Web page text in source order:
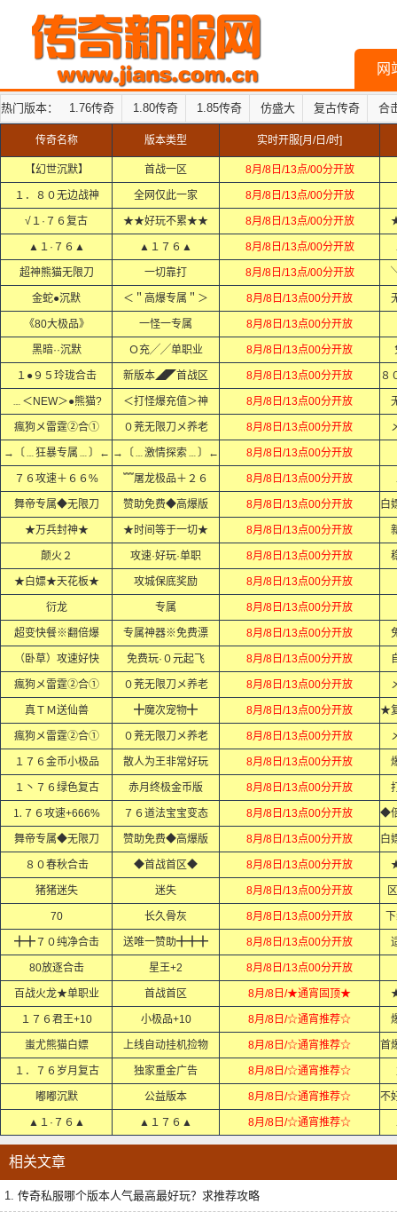
网
热门版本： 1.76传奇 1.80传奇 1.85传奇 仿盛大 复古传奇 合
传奇名称 版本类型 实时开服[月/日/时]
【幻世沉默】 首战一区 8月/8日/13点/00分开放
１．８０无边战神 全网仅此一家 8月/8日/13点/00分开放
√１·７６复古 ★★好玩不累★★ 8月/8日/13点/00分开放
▲１·７６▲ ▲１７６▲ 8月/8日/13点/00分开放
超神熊猫无限刀 一切靠打 8月/8日/13点/00分开放
金蛇●沉默 ＜＂高爆专属＂＞ 8月/8日/13点00分开放
《80大极品》 一怪一专属 8月/8日/13点00分开放
黑暗··沉默 Ｏ充╱╱单职业 8月/8日/13点00分开放
１●９５玲珑合击 新版本◢◤首战区 8月/8日/13点00分开放
﹍＜NEW＞●熊猫? ＜打怪爆充值＞神 8月/8日/13点00分开放
瘋狗メ雷霆②合① ０茺无限刀メ养老 8月/8日/13点00分开放
→〔﹍狂暴专属﹍〕← →〔﹍激情探索﹍〕← 8月/8日/13点00分开放
７６攻速＋６６% ﹌屠龙极品＋２６ 8月/8日/13点00分开放
舞帝专属◆无限刀 赞助免费◆高爆版 8月/8日/13点00分开放
★万兵封神★ ★时间等于一切★ 8月/8日/13点00分开放
颠火２ 攻速·好玩·单职 8月/8日/13点00分开放
★白嫖★天花板★ 攻城保底奖励 8月/8日/13点00分开放
衍龙 专属 8月/8日/13点00分开放
超变快餐※翻倍爆 专属神器※免费漂 8月/8日/13点00分开放
（卧草）攻速好快 免费玩·０元起飞 8月/8日/13点00分开放
瘋狗メ雷霆②合① ０茺无限刀メ养老 8月/8日/13点00分开放
真ＴＭ送仙兽 ╋魔次宠物╋ 8月/8日/13点00分开放
瘋狗メ雷霆②合① ０茺无限刀メ养老 8月/8日/13点00分开放
１７６金币小极品 散人为王非常好玩 8月/8日/13点00分开放
１丶７６绿色复古 赤月终极金币版 8月/8日/13点00分开放
⒈７６攻速+666% ７６道法宝宝变态 8月/8日/13点00分开放
舞帝专属◆无限刀 赞助免费◆高爆版 8月/8日/13点00分开放
８０春秋合击 ◆首战首区◆ 8月/8日/13点00分开放
猪猪迷失 迷失 8月/8日/13点00分开放
70 长久骨灰 8月/8日/13点00分开放
╋╋７０纯净合击 送唯一赞助╋╋╋ 8月/8日/13点00分开放
80放逐合击 星王+2 8月/8日/13点00分开放
百战火龙★单职业 首战首区 8月/8日/★通宵固顶★
１７６君王+10 小极品+10 8月/8日/☆通宵推荐☆
蚩尤熊猫白嫖 上线自动挂机捡物 8月/8日/☆通宵推荐☆
１．７６岁月复古 独家重金广告 8月/8日/☆通宵推荐☆
嘟嘟沉默 公益版本 8月/8日/☆通宵推荐☆
▲１·７６▲ ▲１７６▲ 8月/8日/☆通宵推荐☆
相关文章
1. 传奇私服哪个版本人气最高最好玩？求推荐攻略